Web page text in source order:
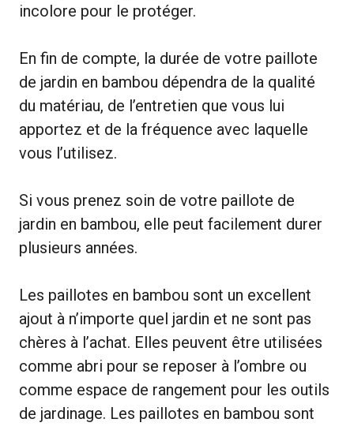
incolore pour le protéger.
En fin de compte, la durée de votre paillote
de jardin en bambou dépendra de la qualité
du matériau, de l’entretien que vous lui
apportez et de la fréquence avec laquelle
vous l’utilisez.
Si vous prenez soin de votre paillote de
jardin en bambou, elle peut facilement durer
plusieurs années.
Les paillotes en bambou sont un excellent
ajout à n’importe quel jardin et ne sont pas
chères à l’achat. Elles peuvent être utilisées
comme abri pour se reposer à l’ombre ou
comme espace de rangement pour les outils
de jardinage. Les paillotes en bambou sont